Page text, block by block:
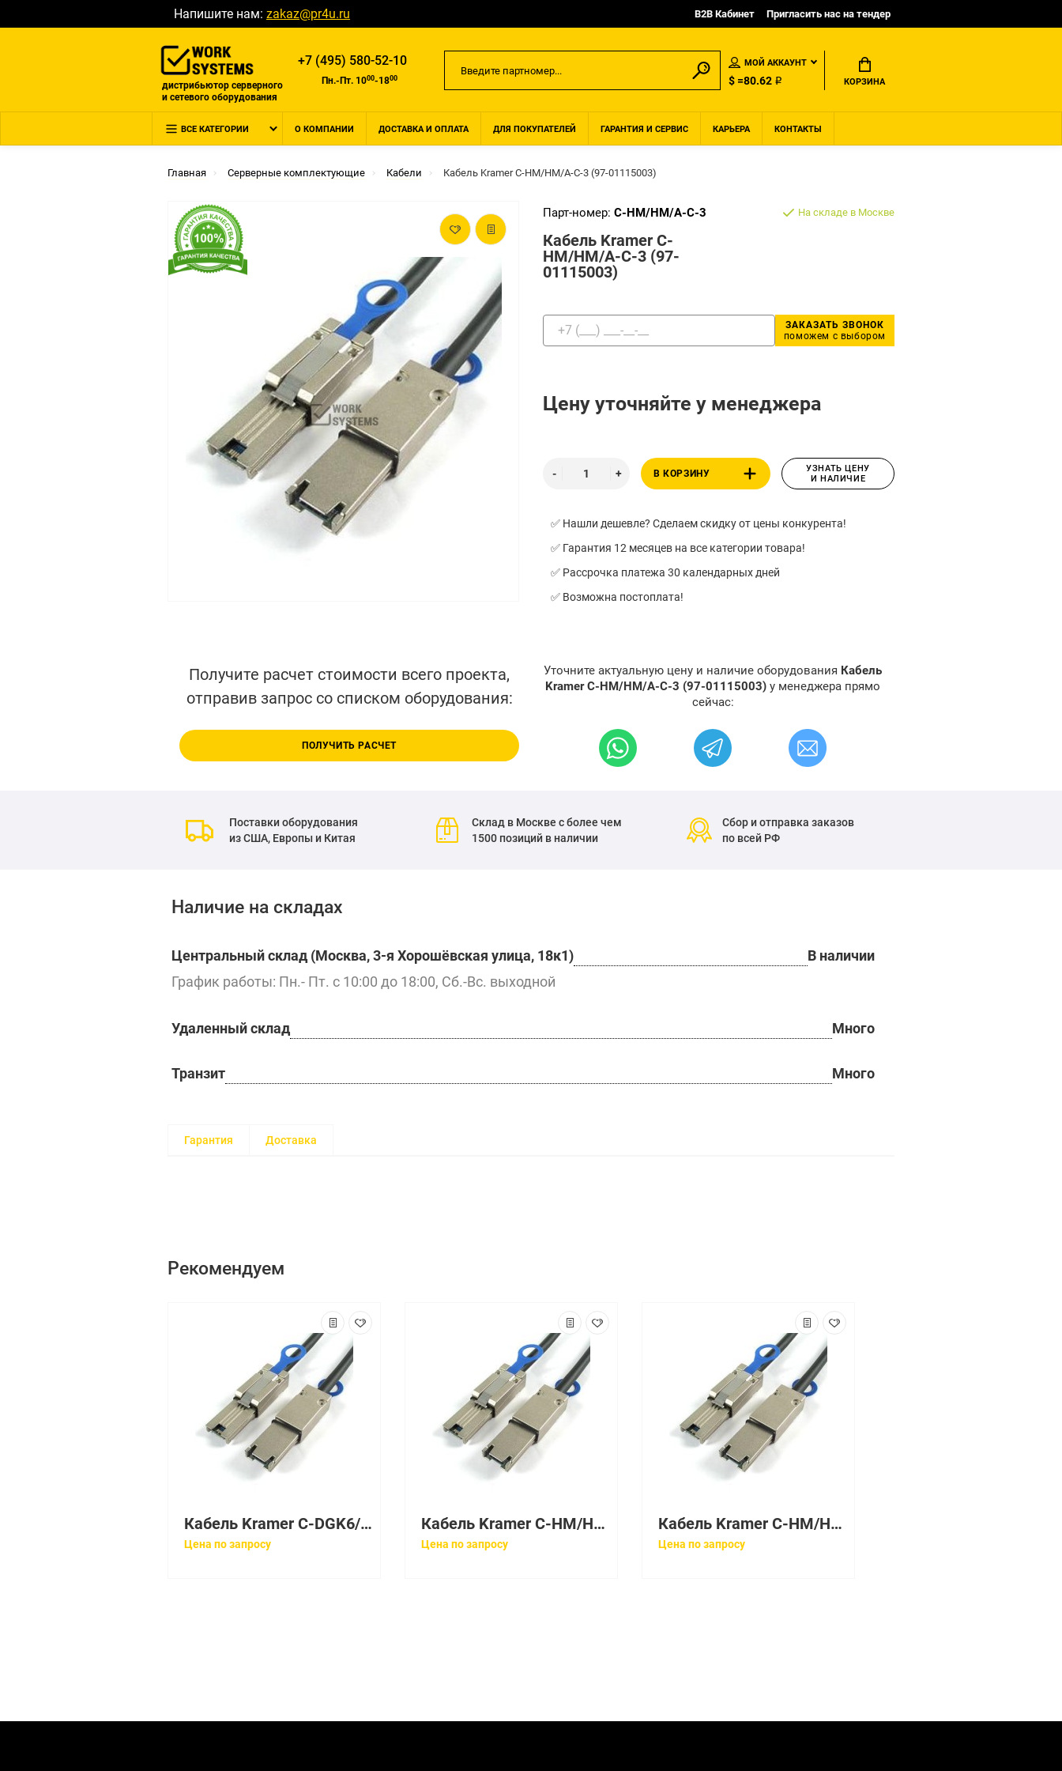
Напишите нам: zakaz@pr4u.ru B2B Кабинет Пригласить нас на тендер
дистрибьютор серверного
и сетевого оборудования
+7 (495) 580-52-10
Пн.-Пт. 1000-1800
МОЙ АККАУНТ
$ =80.62 ₽ КОРЗИНА
ВСЕ КАТЕГОРИИ О КОМПАНИИ ДОСТАВКА И ОПЛАТА ДЛЯ ПОКУПАТЕЛЕЙ ГАРАНТИЯ И СЕРВИС КАРЬЕРА КОНТАКТЫ
Главная Серверные комплектующие Кабели Кабель Kramer C-HM/HM/A-C-3 (97-01115003)
Парт-номер: C-HM/HM/A-C-3
Кабель Kramer C-
HM/HM/A-C-3 (97-
01115003)
На складе в Москве
ЗАКАЗАТЬ ЗВОНОК
поможем с выбором
Цену уточняйте у менеджера
В КОРЗИНУ
УЗНАТЬ ЦЕНУ
И НАЛИЧИЕ
✅ Нашли дешевле? Сделаем скидку от цены конкурента!
✅ Гарантия 12 месяцев на все категории товара!
✅ Рассрочка платежа 30 календарных дней
✅ Возможна постоплата!
Получите расчет стоимости всего проекта,
отправив запрос со списком оборудования:
ПОЛУЧИТЬ РАСЧЕТ
Уточните актуальную цену и наличие оборудования Кабель
Kramer C-HM/HM/A-C-3 (97-01115003) у менеджера прямо
сейчас:
Поставки оборудования
из США, Европы и Китая
Склад в Москве с более чем
1500 позиций в наличии
Сбор и отправка заказов
по всей РФ
Наличие на складах
Центральный склад (Москва, 3-я Хорошёвская улица, 18к1)
В наличии
График работы: Пн.- Пт. с 10:00 до 18:00, Сб.-Вс. выходной
Удаленный склад Много
Транзит Много
Гарантия Доставка
Рекомендуем
Кабель Kramer C-DGK6/DGK6-75
Цена по запросу
Кабель Kramer C-HM/HM/FLAT/ETH-10 (97-01014010)
Цена по запросу
Кабель Kramer C-HM/HM/FLAT/ETH-15 (97-01014015)
Цена по запросу